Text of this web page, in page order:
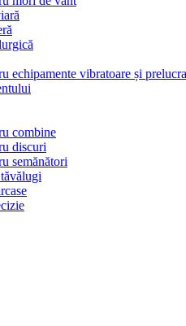
echipamente vibratoare și
combine
discuri
semănători